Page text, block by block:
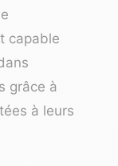
capable
grâce à
à leurs